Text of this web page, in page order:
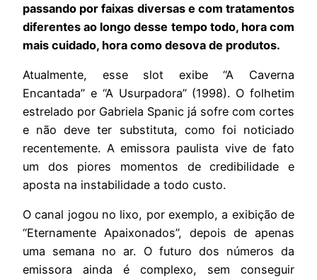
passando por faixas diversas e com tratamentos
diferentes ao longo desse tempo todo, hora com
mais cuidado, hora como desova de produtos.
Atualmente, esse slot exibe “A Caverna
Encantada” e “A Usurpadora” (1998). O folhetim
estrelado por Gabriela Spanic já sofre com cortes
e não deve ter substituta, como foi noticiado
recentemente. A emissora paulista vive de fato
um dos piores momentos de credibilidade e
aposta na instabilidade a todo custo.
O canal jogou no lixo, por exemplo, a exibição de
“Eternamente Apaixonados”, depois de apenas
uma semana no ar. O futuro dos números da
emissora ainda é complexo, sem conseguir